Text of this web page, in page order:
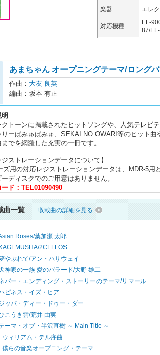
楽器
エレ
対応機種
EL-
87/
あまちゃん オープニングテーマ/ロング
作曲： 大友 良英
編曲：坂本 有正
クトーンに掲載されたヒットソングや、人気テレビ
りーぱみゅぱみゅ、SEKAI NO OWARI等のヒット
でを網羅した充実の一冊です。
ジストレーションデータについて】
ズ用の対応レジストレーションデータは、MDR-5用
ディスクでのご用意はありません。
ード：TEL01090490
曲一覧 収載曲の詳細を見る
Roses/葉加瀬 太郎
2CELLOS
やぶれて/アン・ハサウェイ
神家の一族 愛のバラード/大野 雄二
バー・エンディング・ストーリーのテーマ/リマール
ピネス・イズ・ヒア
ッパ・ディー・ドゥー・ダー
こうき雲/荒井 由実
ーマ・オブ・半沢直樹 ～ Main Title ～
ウィリアム・テル序曲
僕らの音楽オープニング・テーマ